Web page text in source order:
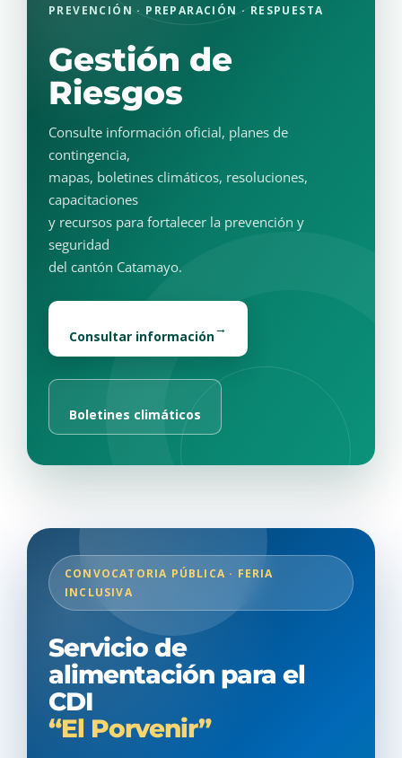
PREVENCIÓN · PREPARACIÓN · RESPUESTA
Gestión de
Riesgos
Consulte información oficial, planes de
contingencia,
mapas, boletines climáticos, resoluciones,
capacitaciones
y recursos para fortalecer la prevención y
seguridad
del cantón Catamayo.
Consultar información→
Boletines climáticos
CONVOCATORIA PÚBLICA · FERIA
INCLUSIVA
Servicio de
alimentación para el
CDI
“El Porvenir”